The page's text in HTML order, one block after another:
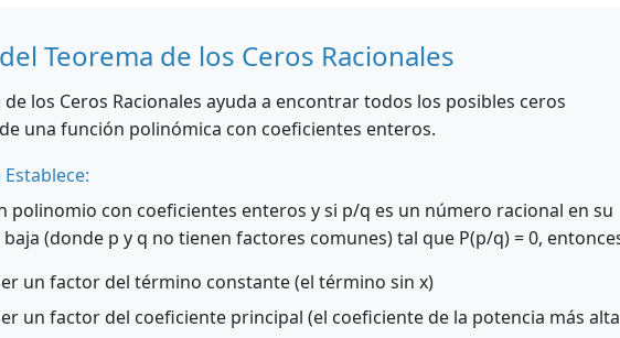
Teorema de los Ceros Racionales
de los Ceros Racionales ayuda a encontrar todos los posibles ceros
una función polinómica con coeficientes enteros.
polinomio con coeficientes enteros y si p/q es un número racional en su
(donde p y q no tienen factores comunes) tal que P(p/q) = 0,
un factor del término constante (el término sin x)
un factor del coeficiente principal (el coeficiente de la potencia más